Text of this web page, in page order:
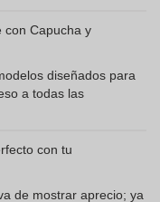
con Capucha y
diseñados para
a todas las
con tu
de mostrar aprecio; ya